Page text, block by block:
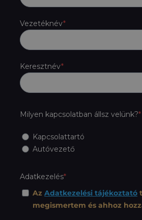
Vezetéknév
Keresztnév
Milyen kapcsolatban állsz velünk?
Kapcsolattartó
Autóvezető
Adatkezelés
Az Adatkezelési tájékoztató
megismertem és ahhoz